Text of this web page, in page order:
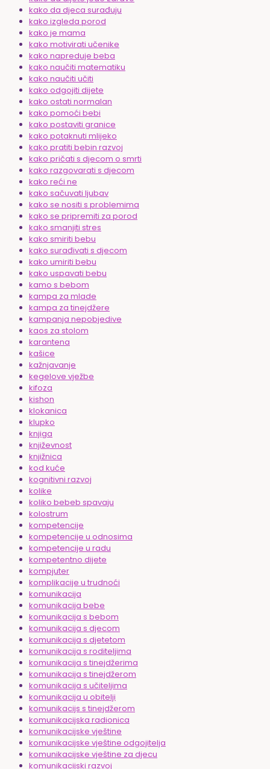
kako da djeca surađuju
kako izgleda porod
kako je mama
kako motivirati učenike
kako napreduje beba
kako naučiti matematiku
kako naučiti učiti
kako odgojiti dijete
kako ostati normalan
kako pomoći bebi
kako postaviti granice
kako potaknuti mlijeko
kako pratiti bebin razvoj
kako pričati s djecom o smrti
kako razgovarati s djecom
kako reći ne
kako sačuvati ljubav
kako se nositi s problemima
kako se pripremiti za porod
kako smanjiti stres
kako smiriti bebu
kako surađivati s djecom
kako umiriti bebu
kako uspavati bebu
kamo s bebom
kampa za mlade
kampa za tinejdžere
kampanja nepobjedive
kaos za stolom
karantena
kašice
kažnjavanje
kegelove vježbe
kifoza
kishon
klokanica
klupko
knjiga
književnost
knjižnica
kod kuće
kognitivni razvoj
kolike
koliko bebeb spavaju
kolostrum
kompetencije
kompetencije u odnosima
kompetencije u radu
kompetentno dijete
kompjuter
komplikacije u trudnoći
komunikacija
komunikacija bebe
komunikacija s bebom
komunikacija s djecom
komunikacija s djetetom
komunikacija s roditeljima
komunikacija s tinejdžerima
komunikacija s tinejdžerom
komunikacija s učiteljima
komunikacija u obitelji
komunikacijs s tinejdžerom
komunikacijska radionica
komunikacijske vještine
komunikacijske vještine odgojitelja
komunikacijske vještine za djecu
komunikacijski razvoj